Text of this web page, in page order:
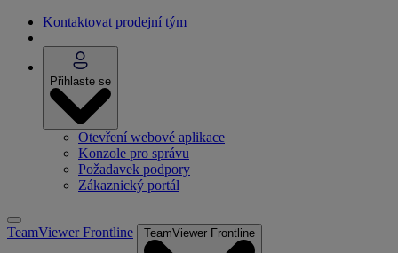
Kontaktovat prodejní tým
Přihlaste se
Otevření webové aplikace
Konzole pro správu
Požadavek podpory
Zákaznický portál
TeamViewer Frontline TeamViewer Frontline